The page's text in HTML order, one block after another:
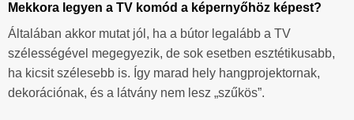
Mekkora legyen a TV komód a képernyőhöz képest?
Általában akkor mutat jól, ha a bútor legalább a TV
szélességével megegyezik, de sok esetben esztétikusabb,
ha kicsit szélesebb is. Így marad hely hangprojektornak,
dekorációnak, és a látvány nem lesz „szűkös”.